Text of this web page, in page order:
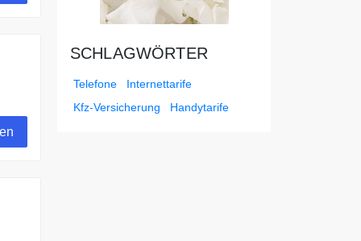
SCHLAGWÖRTER
Telefone
Internettarife
Kfz-Versicherung
Handytarife